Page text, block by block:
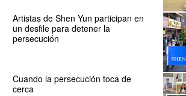
Artistas de Shen Yun participan en
un desfile para detener la
persecución
Cuando la persecución toca de
cerca